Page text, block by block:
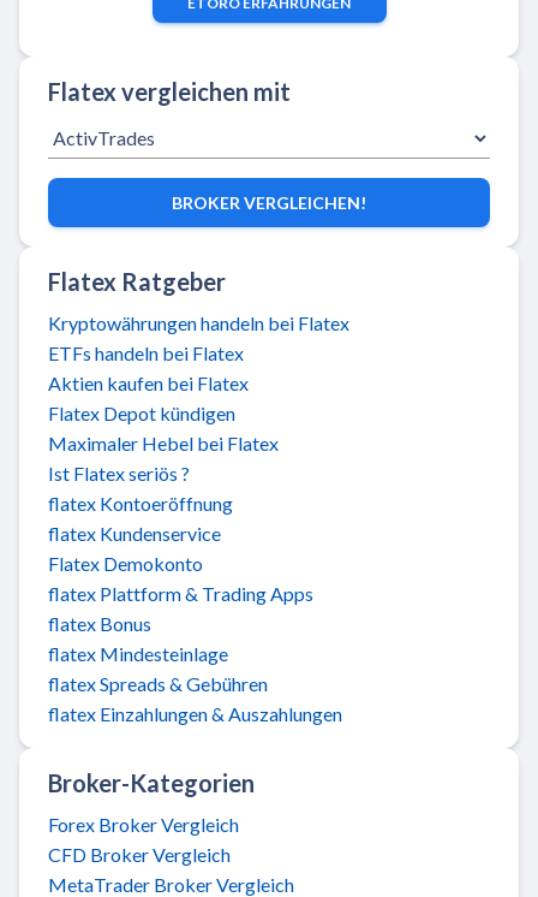
Flatex vergleichen mit
BROKER VERGLEICHEN!
Flatex Ratgeber
Kryptowährungen handeln bei Flatex
ETFs handeln bei Flatex
Aktien kaufen bei Flatex
Flatex Depot kündigen
Maximaler Hebel bei Flatex
Ist Flatex seriös ?
flatex Kontoeröffnung
flatex Kundenservice
Flatex Demokonto
flatex Plattform & Trading Apps
flatex Bonus
flatex Mindesteinlage
flatex Spreads & Gebühren
flatex Einzahlungen & Auszahlungen
Broker-Kategorien
Forex Broker Vergleich
CFD Broker Vergleich
MetaTrader Broker Vergleich